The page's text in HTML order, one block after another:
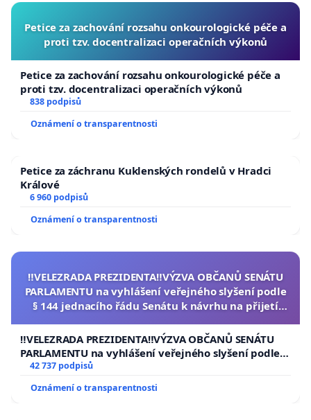
mstoudek@gymceska.cz
Petice za zachování rozsahu onkourologické péče a
proti tzv. docentralizaci operačních výkonů
Petice za zachování rozsahu onkourologické péče a
proti tzv. docentralizaci operačních výkonů
838 podpisů
Oznámení o transparentnosti
Petice za záchranu Kuklenských rondelů v Hradci
Králové
6 960 podpisů
Oznámení o transparentnosti
‼️VELEZRADA PREZIDENTA‼️VÝZVA OBČANŮ SENÁTU
PARLAMENTU na vyhlášení veřejného slyšení podle
§ 144 jednacího řádu Senátu k návrhu na přijetí
republiky
‼️VELEZRADA PREZIDENTA‼️VÝZVA OBČANŮ SENÁTU
PARLAMENTU na vyhlášení veřejného slyšení podle §
144 jednacího řádu Senátu k návrhu na přijetí
republiky
42 737 podpisů
Oznámení o transparentnosti